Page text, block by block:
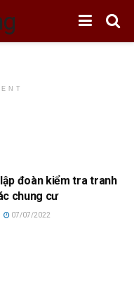
đoàn kiểm tra tranh
chung cư
07/07/2022